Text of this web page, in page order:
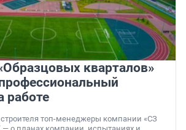
кварталов»
работе
топ-менеджеры компании «СЗ